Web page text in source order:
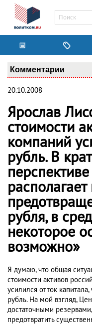
Комментарии
20.10.2008
Ярослав
стоимости
компаний
рубль. В
рубля, в
некоторое
возможно»
Я думаю, что общая
стоимости активов
усилился отток
рубль. На мой взгляд,
достаточными
предотвратить